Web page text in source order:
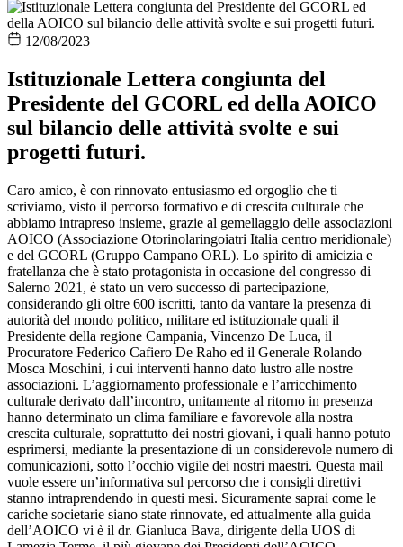
12/08/2023
Istituzionale Lettera congiunta del
Presidente del GCORL ed della AOICO
sul bilancio delle attività svolte e sui
progetti futuri.
Caro amico, è con rinnovato entusiasmo ed orgoglio che ti
scriviamo, visto il percorso formativo e di crescita culturale che
abbiamo intrapreso insieme, grazie al gemellaggio delle associazioni
AOICO (Associazione Otorinolaringoiatri Italia centro meridionale)
e del GCORL (Gruppo Campano ORL). Lo spirito di amicizia e
fratellanza che è stato protagonista in occasione del congresso di
Salerno 2021, è stato un vero successo di partecipazione,
considerando gli oltre 600 iscritti, tanto da vantare la presenza di
autorità del mondo politico, militare ed istituzionale quali il
Presidente della regione Campania, Vincenzo De Luca, il
Procuratore Federico Cafiero De Raho ed il Generale Rolando
Mosca Moschini, i cui interventi hanno dato lustro alle nostre
associazioni. L’aggiornamento professionale e l’arricchimento
culturale derivato dall’incontro, unitamente al ritorno in presenza
hanno determinato un clima familiare e favorevole alla nostra
crescita culturale, soprattutto dei nostri giovani, i quali hanno potuto
esprimersi, mediante la presentazione di un considerevole numero di
comunicazioni, sotto l’occhio vigile dei nostri maestri. Questa mail
vuole essere un’informativa sul percorso che i consigli direttivi
stanno intraprendendo in questi mesi. Sicuramente saprai come le
cariche societarie siano state rinnovate, ed attualmente alla guida
dell’AOICO vi è il dr. Gianluca Bava, dirigente della UOS di